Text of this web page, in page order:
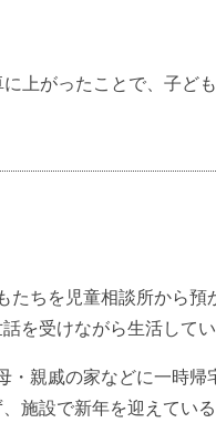
上がったことで、子ど
ちを児童相談所から預
を受けながら生活してい
親戚の家などに一時帰
施設で新年を迎えている